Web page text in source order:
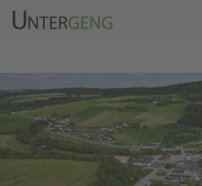
Ortsinfo
Kalender
Wirtschaft & Tourismus